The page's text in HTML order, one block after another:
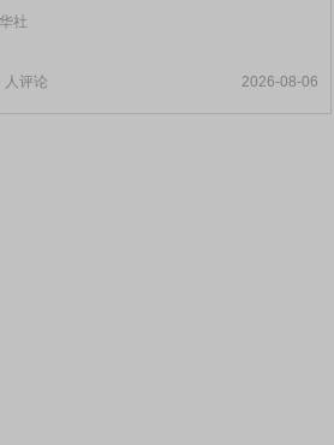
社
人评论 2026-08-06